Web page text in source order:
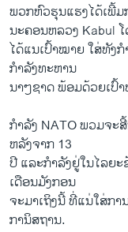
ພວກ​ຫົວ​ຮຸນ​ແຮງ​ໄດ້​ເພີ້​ມ
ນະຄອນຫລວງ Kabul
ໄດ້ແນ​ເປົ້າໝາຍ ​ໃສ່​ທັງ
ກຳລັງ​ທະຫານ
ນາໆ​ຊາດ ພ້ອມ​ດ້ວຍເປົ້
ກຳລັງ NATO ພວມຈະ​
ຫລັງຈາກ 13
ປີ ​ແລະ​ກຳລັງ​ຢູ່​ໃນ​ໄລຍ
ເດືອນ​ມັງ​ກອນ​
ຈະ​ມາ​ເຖິງ​ນີ້ ທີ່​ແນ່​ໃສ່​ກ
ກາ​ນິສຖານ.